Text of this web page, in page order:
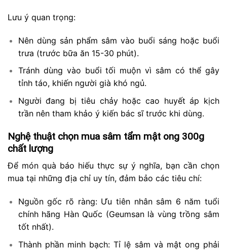
Lưu ý quan trọng:
Nên dùng sản phẩm sâm vào buổi sáng hoặc buổi
trưa (trước bữa ăn 15-30 phút).
Tránh dùng vào buổi tối muộn vì sâm có thể gây
tỉnh táo, khiến người già khó ngủ.
Người đang bị tiêu chảy hoặc cao huyết áp kịch
trần nên tham khảo ý kiến bác sĩ trước khi dùng.
Nghệ thuật chọn mua sâm tẩm mật ong 300g
chất lượng
Để món quà báo hiếu thực sự ý nghĩa, bạn cần chọn
mua tại những địa chỉ uy tín, đảm bảo các tiêu chí:
Nguồn gốc rõ ràng: Ưu tiên nhân sâm 6 năm tuổi
chính hãng Hàn Quốc (Geumsan là vùng trồng sâm
tốt nhất).
Thành phần minh bạch: Tỉ lệ sâm và mật ong phải